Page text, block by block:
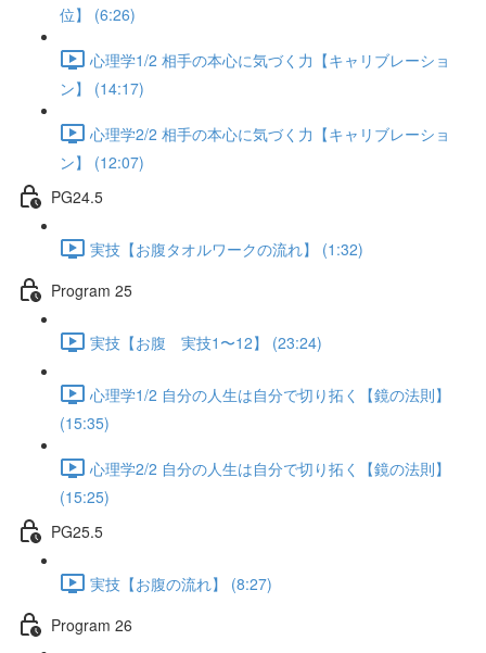
位】 (6:26)
心理学1/2 相手の本心に気づく力【キャリブレーショ
ン】 (14:17)
心理学2/2 相手の本心に気づく力【キャリブレーショ
ン】 (12:07)
PG24.5
実技【お腹タオルワークの流れ】 (1:32)
Program 25
実技【お腹 実技1〜12】 (23:24)
心理学1/2 自分の人生は自分で切り拓く【鏡の法則】
(15:35)
心理学2/2 自分の人生は自分で切り拓く【鏡の法則】
(15:25)
PG25.5
実技【お腹の流れ】 (8:27)
Program 26